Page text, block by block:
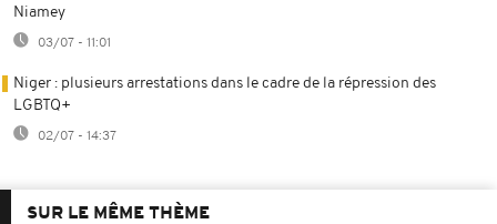
Niamey
03/07 - 11:01
Niger : plusieurs arrestations dans le cadre de la répression des
LGBTQ+
02/07 - 14:37
SUR LE MÊME THÈME